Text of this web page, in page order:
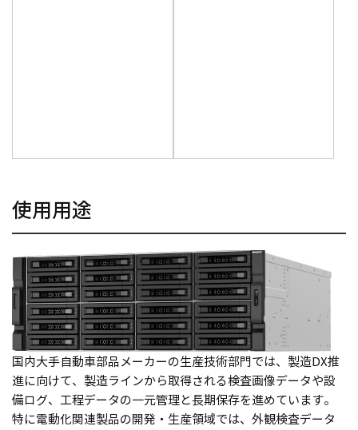
使用用途
国内大手自動車部品メーカーの生産技術部門では、製造DX推
進に向けて、製造ラインから取得される検査画像データや設
備ログ、工程データの一元管理と長期保存を進めています。
特に電動化関連製品の開発・生産領域では、外観検査データ